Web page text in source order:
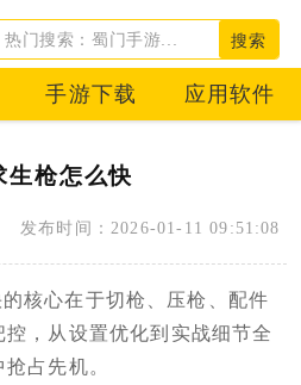
搜索
手游下载 应用软件
生枪怎么快
发布时间：2026-01-11 09:51:08
核心在于切枪、压枪、配件
，从设置优化到实战细节全
占先机。